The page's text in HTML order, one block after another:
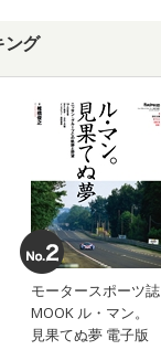
ング
モータースポーツ誌
MOOK ル・マン。
見果てぬ夢 電子版